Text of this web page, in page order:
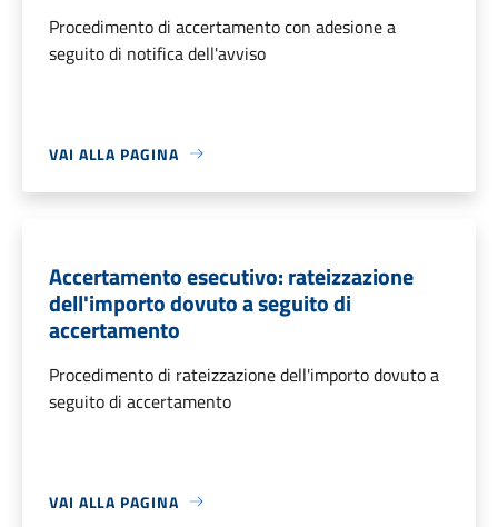
Procedimento di accertamento con adesione a
seguito di notifica dell'avviso
VAI ALLA PAGINA
Accertamento esecutivo: rateizzazione
dell'importo dovuto a seguito di
accertamento
Procedimento di rateizzazione dell'importo dovuto a
seguito di accertamento
VAI ALLA PAGINA